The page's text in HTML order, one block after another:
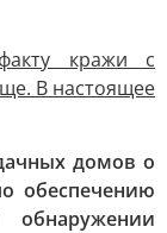
кражи с
В настоящее
домов о
обеспечению